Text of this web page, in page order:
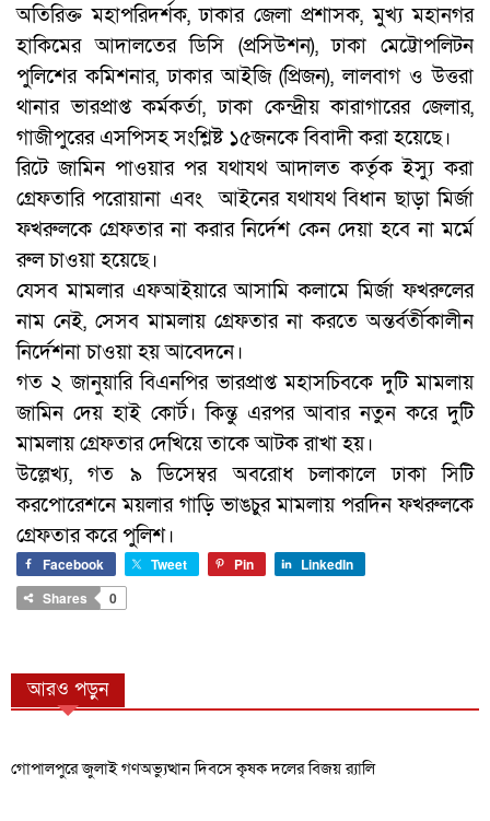
অতিরিক্ত মহাপরিদর্শক, ঢাকার জেলা প্রশাসক, মুখ্য মহানগর
হাকিমের আদালতের ডিসি (প্রসিউশন), ঢাকা মেট্টোপলিটন
পুলিশের কমিশনার, ঢাকার আইজি (প্রিজন), লালবাগ ও উত্তরা
থানার ভারপ্রাপ্ত কর্মকর্তা, ঢাকা কেন্দ্রীয় কারাগারের জেলার,
গাজীপুরের এসপিসহ সংশ্লিষ্ট ১৫জনকে বিবাদী করা হয়েছে।
রিটে জামিন পাওয়ার পর যথাযথ আদালত কর্তৃক ইস্যু করা
গ্রেফতারি পরোয়ানা এবং আইনের যথাযথ বিধান ছাড়া মির্জা
ফখরুলকে গ্রেফতার না করার নির্দেশ কেন দেয়া হবে না মর্মে
রুল চাওয়া হয়েছে।
যেসব মামলার এফআইয়ারে আসামি কলামে মির্জা ফখরুলের
নাম নেই, সেসব মামলায় গ্রেফতার না করতে অন্তর্বর্তীকালীন
নির্দেশনা চাওয়া হয় আবেদনে।
গত ২ জানুয়ারি বিএনপির ভারপ্রাপ্ত মহাসচিবকে দুটি মামলায়
জামিন দেয় হাই কোর্ট। কিন্তু এরপর আবার নতুন করে দুটি
মামলায় গ্রেফতার দেখিয়ে তাকে আটক রাখা হয়।
উল্লেখ্য, গত ৯ ডিসেম্বর অবরোধ চলাকালে ঢাকা সিটি
করপোরেশনে ময়লার গাড়ি ভাঙচুর মামলায় পরদিন ফখরুলকে
গ্রেফতার করে পুলিশ।
Facebook Tweet Pin
LinkedIn
Shares
0
আরও পড়ুন
গোপালপুরে জুলাই গণঅভ্যুত্থান দিবসে কৃষক দলের বিজয় র‍্যালি